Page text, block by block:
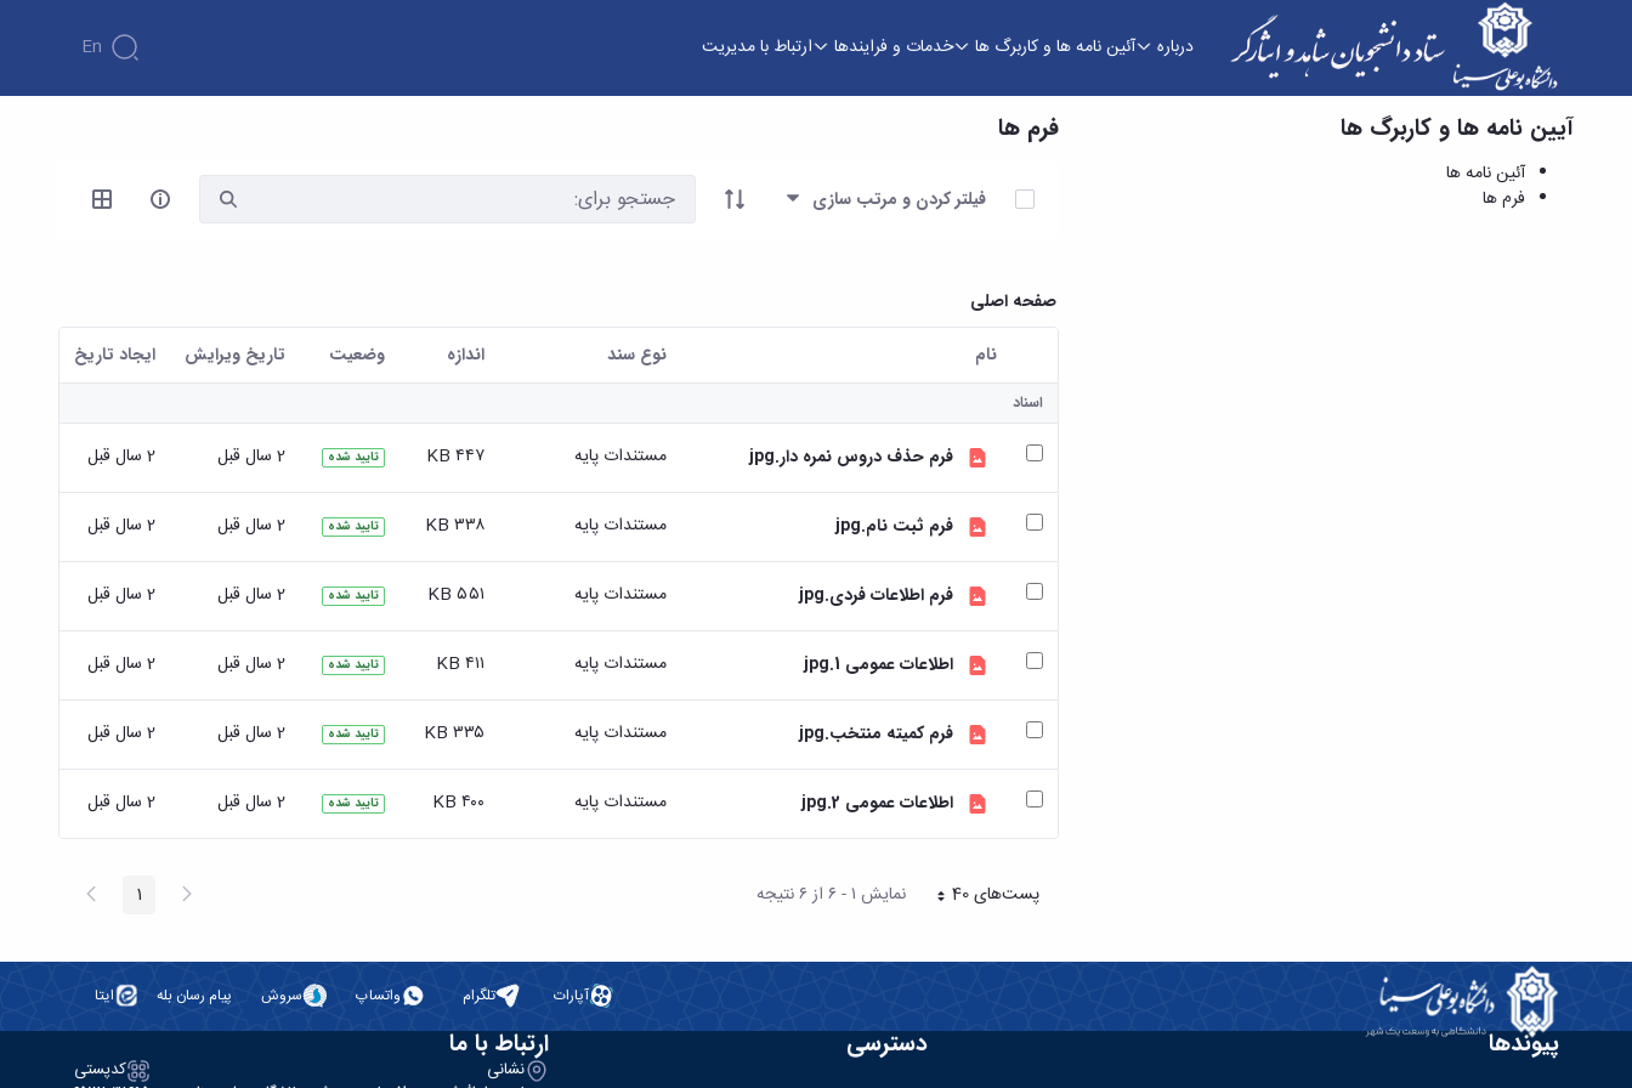
درباره آئین نامه ها و کاربرگ ها خدمات و فرایندها ارتباط با مدیریت En
فرم ها - ستاد دانشجویان شاهد و ایثارگر
آیین نامه ها و کاربرگ ها
آئین نامه ها
فرم ها
فرم ها
آیتم ها را انتخاب کنید
فیلتر کردن و مرتب سازی
صفحه اصلی
کاربر انتخاب شده
نام نوع سند اندازه وضعیت تاریخ ویرایش ايجاد تاريخ
اسناد
فرم حذف دروس نمره دار.jpg مستندات پایه ۴۴۷ KB تایید شده 2 سال قبل 2 سال قبل
فرم ثبت نام.jpg مستندات پایه ۳۳۸ KB تایید شده 2 سال قبل 2 سال قبل
فرم اطلاعات فردی.jpg مستندات پایه ۵۵۱ KB تایید شده 2 سال قبل 2 سال قبل
اطلاعات عمومی 1.jpg مستندات پایه ۴۱۱ KB تایید شده 2 سال قبل 2 سال قبل
فرم کمیته منتخب.jpg مستندات پایه ۳۳۵ KB تایید شده 2 سال قبل 2 سال قبل
اطلاعات عمومی 2.jpg مستندات پایه ۴۰۰ KB تایید شده 2 سال قبل 2 سال قبل
پست‌‌های 40هر صفحه نمایش ۱ - ۶ از ۶ نتیجه پیغام صفحه1 صفحه
آپارات تلگرام واتساپ سروش پیام رسان بله ایتا
پیوندها دسترسی ارتباط با ما
نشانی کدپستی